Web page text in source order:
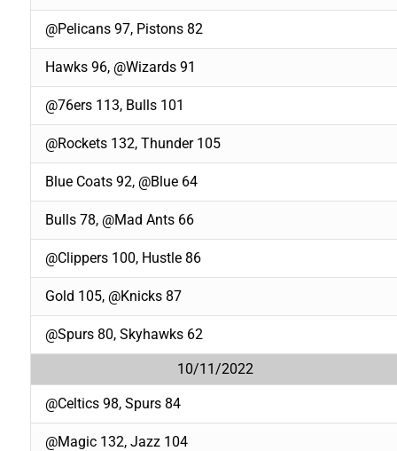
@Pelicans 97, Pistons 82
Hawks 96, @Wizards 91
@76ers 113, Bulls 101
@Rockets 132, Thunder 105
Blue Coats 92, @Blue 64
Bulls 78, @Mad Ants 66
@Clippers 100, Hustle 86
Gold 105, @Knicks 87
@Spurs 80, Skyhawks 62
10/11/2022
@Celtics 98, Spurs 84
@Magic 132, Jazz 104